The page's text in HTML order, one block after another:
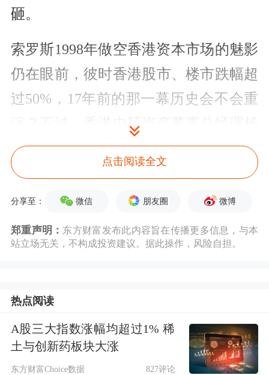
砸。
索罗斯1998年做空香港资本市场的魅影
仍在眼前，彼时香港股市、楼市跌幅超
过50%，17年前的那一幕历史会不会重
演？不过，香港中环资产董事总经理杨
延德认为，香港此次的遭遇与当年有很
大差别，“港币偏弱仍在合理范围内，
开年
全球股市
下跌，港股也在所难
免”。
还不出手？“香港能够承受得住资本流
动，若港币跌至7.85，金管局将抛售美
元。”香港金管局总裁陈德霖此刻仍很
点击阅读全文
分享至： 微信 朋友圈 微博
郑重声明： 东方财富发布此内容旨在传播更多信息，与本
站立场无关，不构成投资建议。据此操作，风险自担。
热点阅读
A股三大指数涨幅均超过1% 稀
土与创新药板块大涨
东方财富Choice数据 827评论